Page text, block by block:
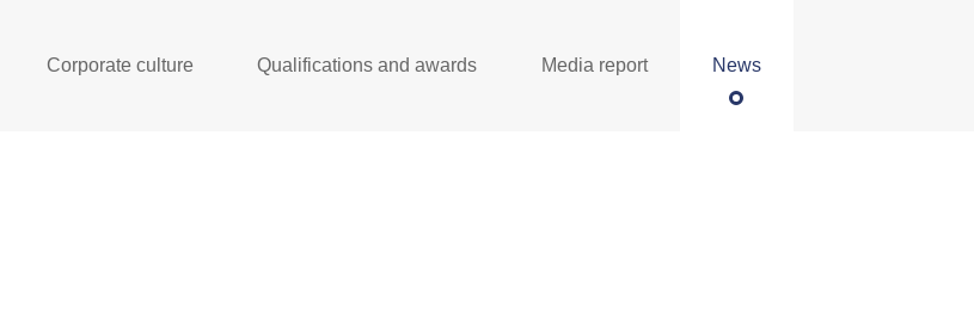
Corporate culture Qualifications and awards Media report News